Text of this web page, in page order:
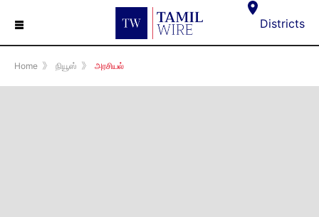
☰ Districts
Home 》 நியூஸ் 》 அரசியல்